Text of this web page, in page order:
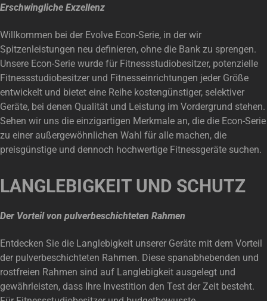
Erschwingliche Exzellenz
Willkommen bei der Evolve Econ-Serie, in der wir
Spitzenleistungen neu definieren, ohne die Bank zu sprengen.
Unsere Econ-Serie wurde für Fitnessstudiobesitzer, potenzielle
Fitnessstudiobesitzer und Fitnesseinrichtungen jeder Größe
entwickelt und bietet eine Reihe kostengünstiger, selektiver
Geräte, bei denen Qualität und Leistung im Vordergrund stehen.
Sehen wir uns die einzigartigen Merkmale an, die die Econ-Serie
zu einer außergewöhnlichen Wahl für alle machen, die
preisgünstige und dennoch hochwertige Fitnessgeräte suchen.
LANGLEBIGKEIT UND SCHUTZ
Der Vorteil von pulverbeschichteten Rahmen
Entdecken Sie die Langlebigkeit unserer Geräte mit dem Vorteil
der pulverbeschichteten Rahmen. Diese spanabhebenden und
rostfreien Rahmen sind auf Langlebigkeit ausgelegt und
gewährleisten, dass Ihre Investition den Test der Zeit besteht.